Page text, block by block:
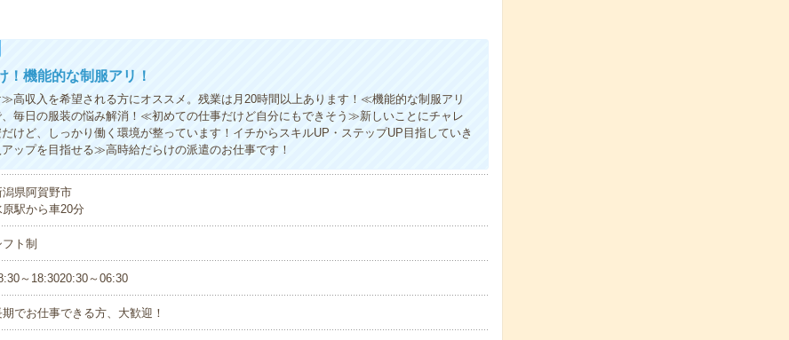
！機能的な制服アリ！
高収入を希望される方にオススメ。残業は月20時間以上あります！≪機能的な制服アリ
毎日の服装の悩み解消！≪初めての仕事だけど自分にもできそう≫新しいことにチャレ
けど、しっかり働く環境が整っています！イチからスキルUP・ステップUP目指していき
ップを目指せる≫高時給だらけの派遣のお仕事です！
潟県阿賀野市
原駅から車20分
フト制
～18:3020:30～06:30
期でお仕事できる方、大歓迎！